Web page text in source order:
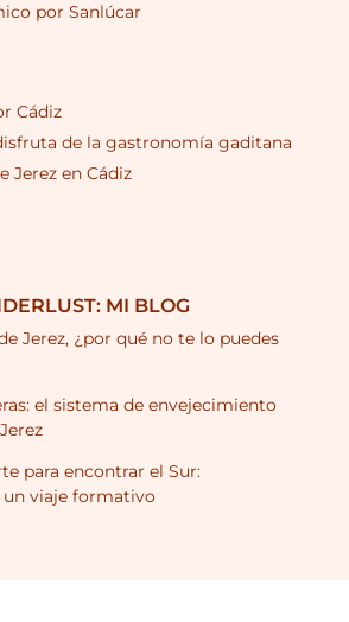
por Sanlúcar
Cádiz
de la gastronomía gaditana
Jerez en Cádiz
MI BLOG
Jerez, ¿por qué no te lo puedes
el sistema de envejecimiento
para encontrar el Sur:
un viaje formativo